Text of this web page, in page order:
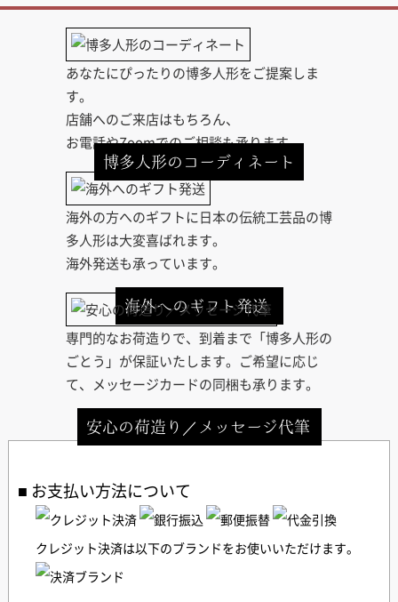
博多人形のコーディネート
あなたにぴったりの博多人形をご提案しま
す。
店舗へのご来店はもちろん、
お電話やZoomでのご相談も承ります。
海外へのギフト発送
海外の方へのギフトに日本の伝統工芸品の博
多人形は大変喜ばれます。
海外発送も承っています。
安心の荷造り／メッセージ代筆
専門的なお荷造りで、到着まで「博多人形の
ごとう」が保証いたします。ご希望に応じ
て、メッセージカードの同梱も承ります。
お支払い方法について
クレジット決済は以下のブランドをお使いいただけます。